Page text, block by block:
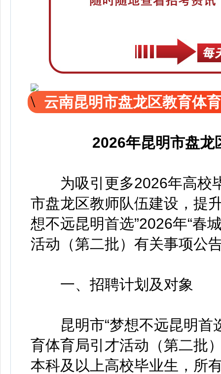
云南昆明市盘龙区教育体
2026年昆明市盘龙
为吸引更多2026年高校
市盘龙区教师队伍建设，提
想不远昆明首选”2026年“春
活动（第二批）有关事项公
一、招聘计划及对象
昆明市“梦想不远昆明首选
育体育局引才活动（第二批
本科及以上高校毕业生，所